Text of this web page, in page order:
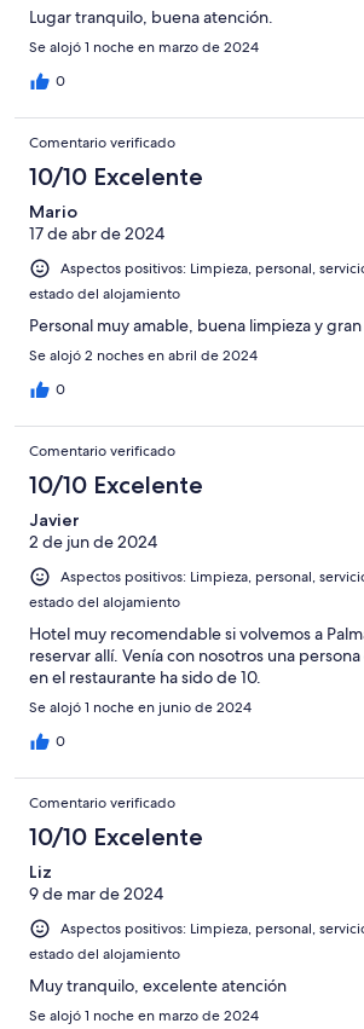
Lugar tranquilo, buena atención.
Se alojó 1 noche en marzo de 2024
0
Comentario verificado
10/10 Excelente
Mario
17 de abr de 2024
Aspectos positivos: Limpieza, personal,
estado del alojamiento
Personal muy amable, buena limpieza y
Se alojó 2 noches en abril de 2024
0
Comentario verificado
10/10 Excelente
Javier
2 de jun de 2024
Aspectos positivos: Limpieza, personal,
estado del alojamiento
Hotel muy recomendable si volvemos a
reservar allí. Venía con nosotros una
en el restaurante ha sido de 10.
Se alojó 1 noche en junio de 2024
0
Comentario verificado
10/10 Excelente
Liz
9 de mar de 2024
Aspectos positivos: Limpieza, personal,
estado del alojamiento
Muy tranquilo, excelente atención
Se alojó 1 noche en marzo de 2024